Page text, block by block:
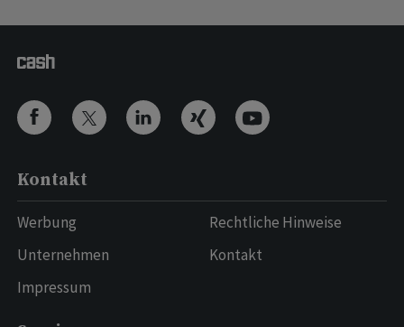
Kontakt
Werbung
Unternehmen
Impressum
Rechtliche Hinweise
Kontakt